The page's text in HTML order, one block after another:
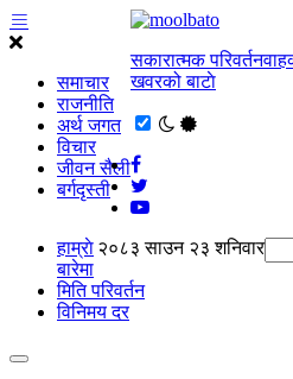
समाचार
राजनीति
अर्थ जगत
विचार
जीवन सैली
बर्गदृस्ती
सकारात्मक
खवरको बाटाे
२०८३ साउन २३ शनिवार
हाम्राे
बारेमा
मिति परिवर्तन
विनिमय दर